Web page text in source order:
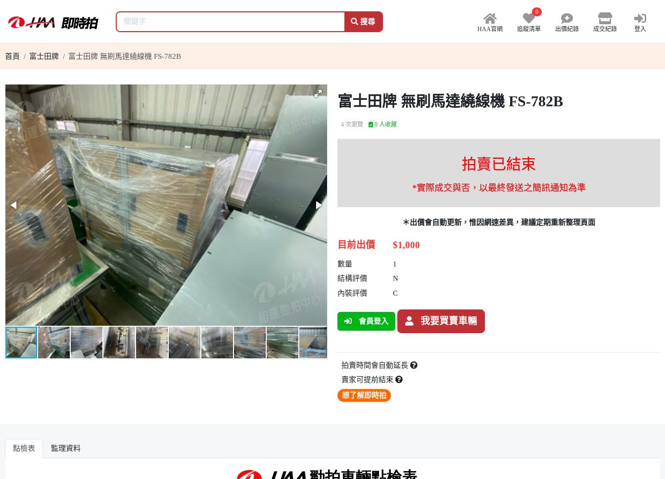
搜尋
HAA官網
0
追蹤清單 出價紀錄 成交紀錄 登入
首頁 富士田牌 富士田牌 無刷馬達繞線機 FS-782B
富士田牌 無刷馬達繞線機 FS-782B
4 次瀏覽 0 人收藏
拍賣已結束
*實際成交與否，以最終發送之簡訊通知為準
＊出價會自動更新，惟因網速差異，建議定期重新整理頁面
目前出價 $1,000
數量
1
結構評價
N
內裝評價
C
會員登入 我要買賣車輛
拍賣時間會自動延長
賣家可提前結束
想了解即時拍
點檢表 監理資料